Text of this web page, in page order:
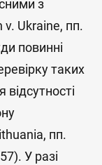
з
v. Ukraine, пп.
повинні
таких
пп.
У разі